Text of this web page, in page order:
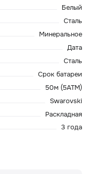
Белый
Сталь
Минеральное
Дата
Сталь
Срок батареи
50м (5ATM)
Swarovski
Раскладная
3 года